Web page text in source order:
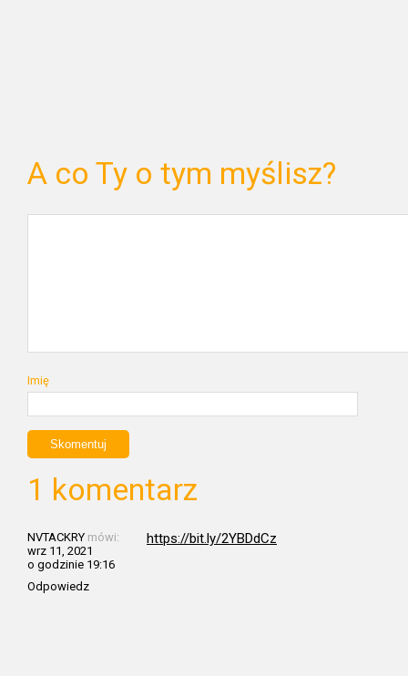
A co Ty o tym myślisz?
Imię
1 komentarz
NVTACKRY mówi:
wrz 11, 2021
o godzinie 19:16
Odpowiedz
https://bit.ly/2YBDdCz